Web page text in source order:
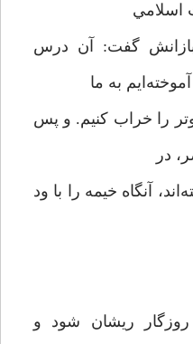
اسلامي
گفت: آن درس
به ما
را خراب کنيم. و پس
در
آنگاه خيمه را با ود
ريشان شود و